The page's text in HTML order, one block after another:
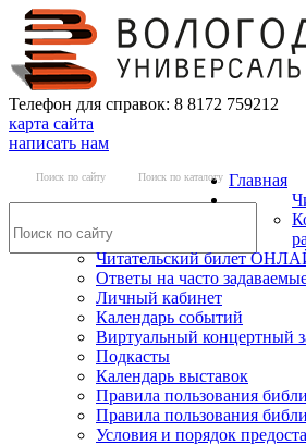
Телефон для справок: 8 8172 759212
карта сайта
написать нам
Поиск по сайту Поиск по каталогу Главная
Читательский билет
Ответы на часто
Личный кабинет
Календарь событий
Виртуальный концертный
Подкасты
Календарь выставок
Правила пользования
Правила пользования
Условия и порядок